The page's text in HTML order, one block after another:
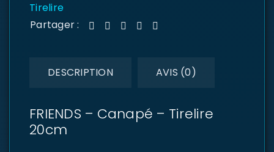
Tirelire
Partager :
DESCRIPTION AVIS (0)
FRIENDS – Canapé – Tirelire
20cm